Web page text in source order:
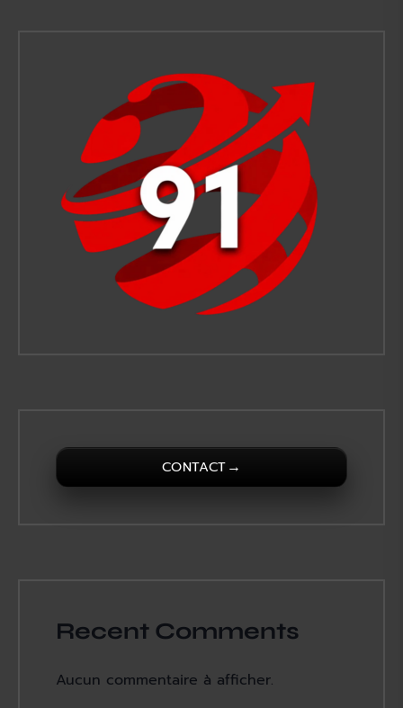
CONTACT→
Recent Comments
Aucun commentaire à afficher.